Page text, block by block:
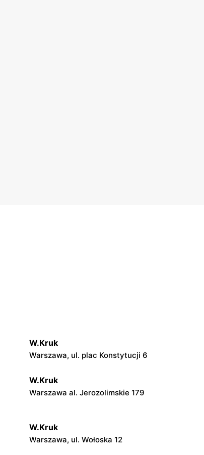
W.Kruk
Warszawa, ul. plac Konstytucji 6
W.Kruk
Warszawa al. Jerozolimskie 179
W.Kruk
Warszawa, ul. Wołoska 12